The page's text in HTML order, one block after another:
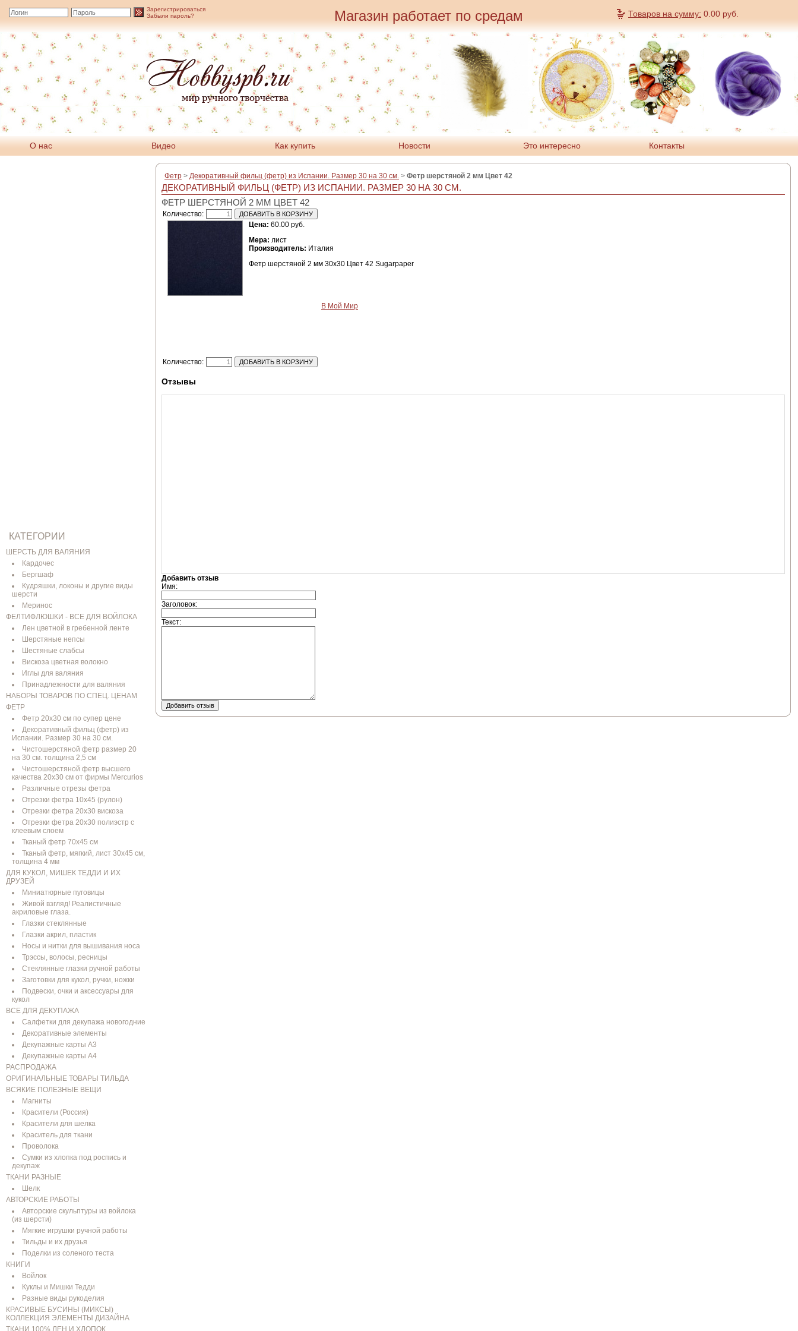
Зарегистрироваться
Забыли пароль?
Товаров на сумму: 0.00 руб.
Магазин работает по средам
О нас Видео Как купить Новости Это интересно Контакты
КАТЕГОРИИ
ШЕРСТЬ ДЛЯ ВАЛЯНИЯ
Кардочес
Бергшаф
Кудряшки, локоны и другие виды
шерсти
Меринос
ФЕЛТИФЛЮШКИ - ВСЕ ДЛЯ ВОЙЛОКА
Лен цветной в гребенной ленте
Шерстяные непсы
Шестяные слабсы
Вискоза цветная волокно
Иглы для валяния
Принадлежности для валяния
НАБОРЫ ТОВАРОВ ПО СПЕЦ. ЦЕНАМ
ФЕТР
Фетр 20х30 см по супер цене
Декоративный фильц (фетр) из
Испании. Размер 30 на 30 см.
Чистошерстяной фетр размер 20
на 30 см. толщина 2,5 см
Чистошерстяной фетр высшего
качества 20х30 см от фирмы Mercurios
Различные отрезы фетра
Отрезки фетра 10х45 (рулон)
Отрезки фетра 20х30 вискоза
Отрезки фетра 20х30 полиэстр с
клеевым слоем
Тканый фетр 70х45 см
Тканый фетр, мягкий, лист 30х45 см,
толщина 4 мм
ДЛЯ КУКОЛ, МИШЕК ТЕДДИ И ИХ
ДРУЗЕЙ
Миниатюрные пуговицы
Живой взгляд! Реалистичные
акриловые глаза.
Глазки стеклянные
Глазки акрил, пластик
Носы и нитки для вышивания носа
Трэссы, волосы, ресницы
Стеклянные глазки ручной работы
Заготовки для кукол, ручки, ножки
Подвески, очки и аксессуары для
кукол
ВСЕ ДЛЯ ДЕКУПАЖА
Салфетки для декупажа новогодние
Декоративные элементы
Декупажные карты А3
Декупажные карты А4
РАСПРОДАЖА
ОРИГИНАЛЬНЫЕ ТОВАРЫ ТИЛЬДА
ВСЯКИЕ ПОЛЕЗНЫЕ ВЕЩИ
Магниты
Красители (Россия)
Красители для шелка
Краситель для ткани
Проволока
Сумки из хлопка под роспись и
декупаж
ТКАНИ РАЗНЫЕ
Шелк
АВТОРСКИЕ РАБОТЫ
Авторские скульптуры из войлока
(из шерсти)
Мягкие игрушки ручной работы
Тильды и их друзья
Поделки из соленого теста
КНИГИ
Войлок
Куклы и Мишки Тедди
Разные виды рукоделия
КРАСИВЫЕ БУСИНЫ (МИКСЫ)
КОЛЛЕКЦИЯ ЭЛЕМЕНТЫ ДИЗАЙНА
ТКАНИ 100% ЛЕН И ХЛОПОК
Фетр > Декоративный фильц (фетр) из Испании. Размер 30 на 30 см. > Фетр шерстяной 2 мм Цвет 42
ДЕКОРАТИВНЫЙ ФИЛЬЦ (ФЕТР) ИЗ ИСПАНИИ. РАЗМЕР 30 НА 30 СМ.
ФЕТР ШЕРСТЯНОЙ 2 ММ ЦВЕТ 42
Количество:
Цена: 60.00 руб.
Мера: лист
Производитель: Италия
Фетр шерстяной 2 мм 30х30 Цвет 42 Sugarpaper
В Мой Мир
Количество:
Отзывы
Добавить отзыв
Имя:
Заголовок:
Текст:
Добавить отзыв